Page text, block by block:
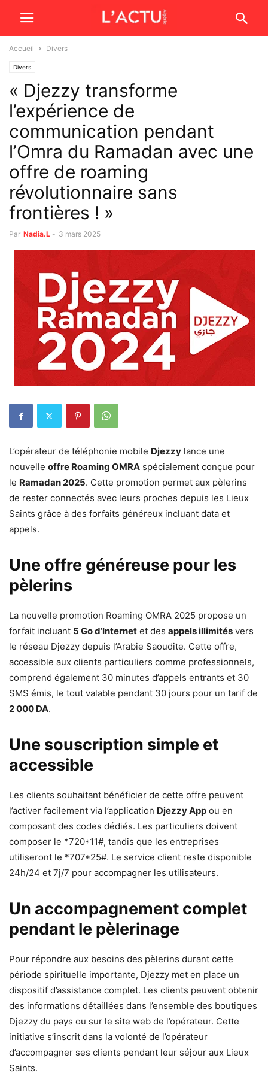
Accueil Divers
Divers
« Djezzy transforme
l’expérience de
communication pendant
l’Omra du Ramadan avec une
offre de roaming
révolutionnaire sans
frontières ! »
Par Nadia.L - 3 mars 2025
L’opérateur de téléphonie mobile Djezzy lance une
nouvelle offre Roaming OMRA spécialement conçue pour
le Ramadan 2025. Cette promotion permet aux pèlerins
de rester connectés avec leurs proches depuis les Lieux
Saints grâce à des forfaits généreux incluant data et
appels.
Une offre généreuse pour les
pèlerins
La nouvelle promotion Roaming OMRA 2025 propose un
forfait incluant 5 Go d’Internet et des appels illimités vers
le réseau Djezzy depuis l’Arabie Saoudite. Cette offre,
accessible aux clients particuliers comme professionnels,
comprend également 30 minutes d’appels entrants et 30
SMS émis, le tout valable pendant 30 jours pour un tarif de
2 000 DA.
Une souscription simple et
accessible
Les clients souhaitant bénéficier de cette offre peuvent
l’activer facilement via l’application Djezzy App ou en
composant des codes dédiés. Les particuliers doivent
composer le *720*11#, tandis que les entreprises
utiliseront le *707*25#. Le service client reste disponible
24h/24 et 7j/7 pour accompagner les utilisateurs.
Un accompagnement complet
pendant le pèlerinage
Pour répondre aux besoins des pèlerins durant cette
période spirituelle importante, Djezzy met en place un
dispositif d’assistance complet. Les clients peuvent obtenir
des informations détaillées dans l’ensemble des boutiques
Djezzy du pays ou sur le site web de l’opérateur. Cette
initiative s’inscrit dans la volonté de l’opérateur
d’accompagner ses clients pendant leur séjour aux Lieux
Saints.